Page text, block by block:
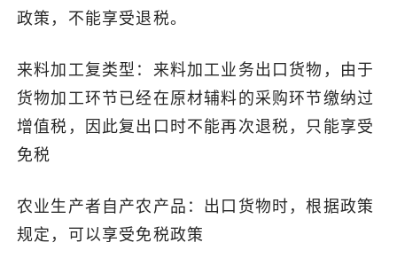
政策，不能享受退税。
来料加工复类型：来料加工业务出口货物，由于
货物加工环节已经在原材辅料的采购环节缴纳过
增值税，因此复出口时不能再次退税，只能享受
免税
农业生产者自产农产品：出口货物时，根据政策
规定，可以享受免税政策